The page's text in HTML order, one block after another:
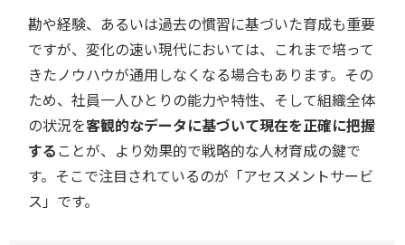
勘や経験、あるいは過去の慣習に基づいた育成も重要
ですが、変化の速い現代においては、これまで培って
きたノウハウが通用しなくなる場合もあります。その
ため、社員一人ひとりの能力や特性、そして組織全体
の状況を客観的なデータに基づいて現在を正確に把握
する ことが、より効果的で戦略的な人材育成の鍵で
す。そこで注目されているのが「アセスメントサービ
ス」です。